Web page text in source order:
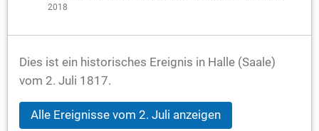
2018
Dies ist ein historisches Ereignis in Halle (Saale)
vom 2. Juli 1817.
Alle Ereignisse vom 2. Juli anzeigen